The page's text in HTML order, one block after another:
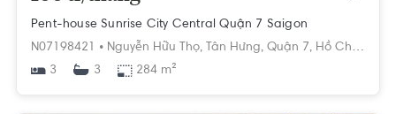
Pent-house Sunrise City Central Quận 7 Saigon
N07198421 • Nguyễn Hữu Thọ, Tân Hưng, Quận 7, Hồ Chí Minh
3
3 284 m²